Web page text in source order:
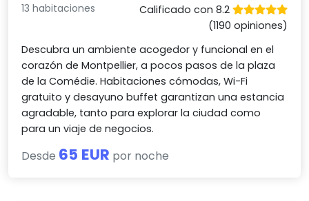
13 habitaciones
Calificado con 8.2
(1190 opiniones)
Descubra un ambiente acogedor y funcional en el
corazón de Montpellier, a pocos pasos de la plaza
de la Comédie. Habitaciones cómodas, Wi-Fi
gratuito y desayuno buffet garantizan una estancia
agradable, tanto para explorar la ciudad como
para un viaje de negocios.
Desde 65 EUR por noche